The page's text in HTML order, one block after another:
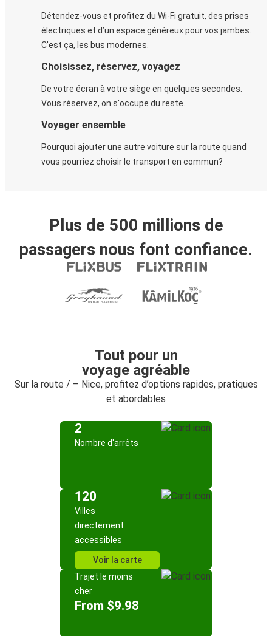
Détendez-vous et profitez du Wi-Fi gratuit, des prises
électriques et d’un espace généreux pour vos jambes.
C'est ça, les bus modernes.
Choisissez, réservez, voyagez
De votre écran à votre siège en quelques secondes.
Vous réservez, on s'occupe du reste.
Voyager ensemble
Pourquoi ajouter une autre voiture sur la route quand
vous pourriez choisir le transport en commun?
Plus de 500 millions de
passagers nous font confiance.
Tout pour un
voyage agréable
Sur la route / – Nice, profitez d’options rapides, pratiques
et abordables
2
Nombre d'arrêts
120
Villes
directement
accessibles
Voir la carte
Trajet le moins
cher
From $9.98